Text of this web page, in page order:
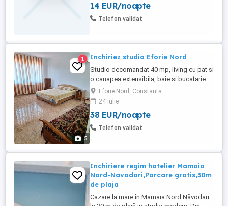
14 EUR/noapte
Telefon validat
5
1 Inchiriez studio Eforie Nord
Studio decomandat 40 mp, living cu pat si
o canapea extensibila, baie si bucatarie
separat, aer conditionat, bucatarie utilata
cu tot ce este necesar. Este situat in zona
Lidl, la 20 min de mers pe jos pana la mare
si la 10 min de Lacul Techirghiol.
Eforie Nord, Constanta
24 iulie
38 EUR/noapte
Telefon validat
Inchiriere regim hotelier Mamaia
Nord-Navodari,Parcare gratis,30m
de plaja
Cazare la mare în Mamaia Nord Năvodari